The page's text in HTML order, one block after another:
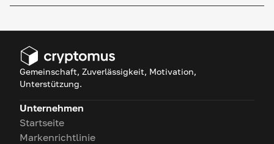
Gemeinschaft, Zuverlässigkeit, Motivation,
Unterstützung.
Unternehmen
Startseite
Markenrichtlinie